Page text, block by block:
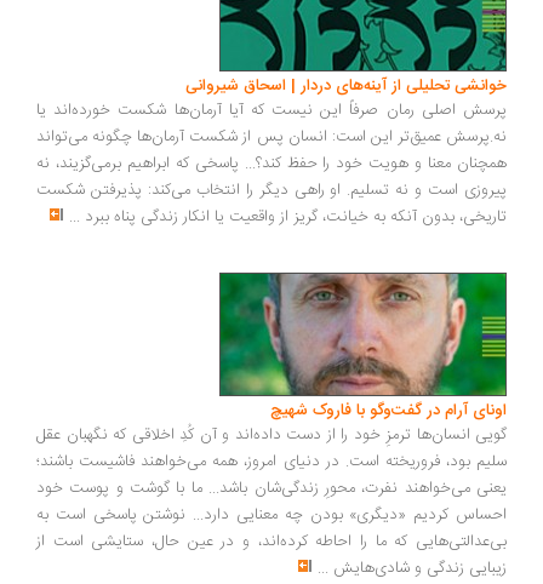
تحلیلی از آینه‌های دردار | اسحاق شیروانی
اصلی رمان صرفاً این نیست که آیا آرمان‌ها شکست خورده‌اند یا
عمیق‌تر این است: انسان پس از شکست آرمان‌ها چگونه می‌تواند
معنا و هویت خود را حفظ کند؟... پاسخی که ابراهیم برمی‌گزیند، نه
است و نه تسلیم. او راهی دیگر را انتخاب می‌کند: پذیرفتن شکست
بدون آنکه به خیانت، گریز از واقعیت یا انکار زندگی پناه ببرد...
آرام در گفت‌وگو با فاروک شهیچ‭
انسان‌ها ترمزِ خود را از دست داده‌اند و آن کُدِ اخلاقی که نگهبان عقل
بود، فروریخته است. در دنیای امروز، همه می‌خواهند فاشیست باشند؛
می‌خواهند نفرت، محورِ زندگی‌شان باشد... ما با گوشت و پوست خود
کردیم «دیگری» بودن چه معنایی دارد... نوشتن پاسخی است به
که ما را احاطه کرده‌اند، و در عین حال، ستایشی است از
زندگی و شادی‌هایش...